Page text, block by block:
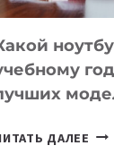
ДАЛЕЕ